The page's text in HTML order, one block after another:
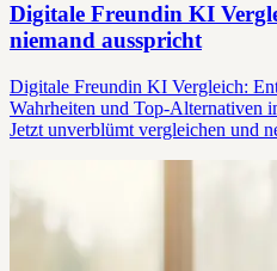
Digitale Freundin KI
niemand ausspricht
Digitale Freundin KI Vergleich:
Wahrheiten und Top-Alternativen
Jetzt unverblümt vergleichen und